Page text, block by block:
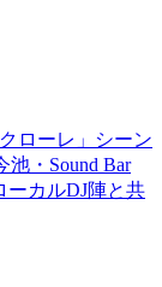
ローレ」シーン
・Sound Bar
ーカルDJ陣と共